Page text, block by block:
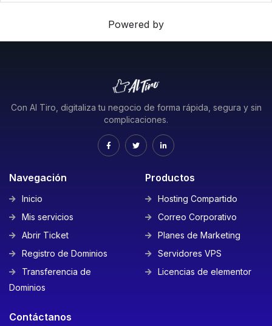
Powered by
Con Al Tiro, digitaliza tu negocio de forma rápida, segura y sin
complicaciones.
Navegación
Inicio
Mis servicios
Abrir Ticket
Registro de Dominios
Transferencia de
Dominios
Productos
Hosting Compartido
Correo Corporativo
Planes de Marketing
Servidores VPS
Licencias de elementor
Contáctanos